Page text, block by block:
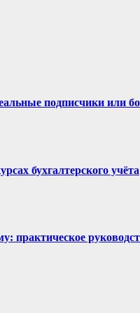
подписчики или
бухгалтерского учёта
практическое